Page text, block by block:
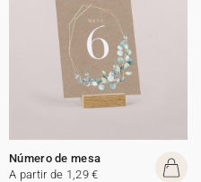
Número de mesa
A partir de 1,29 €